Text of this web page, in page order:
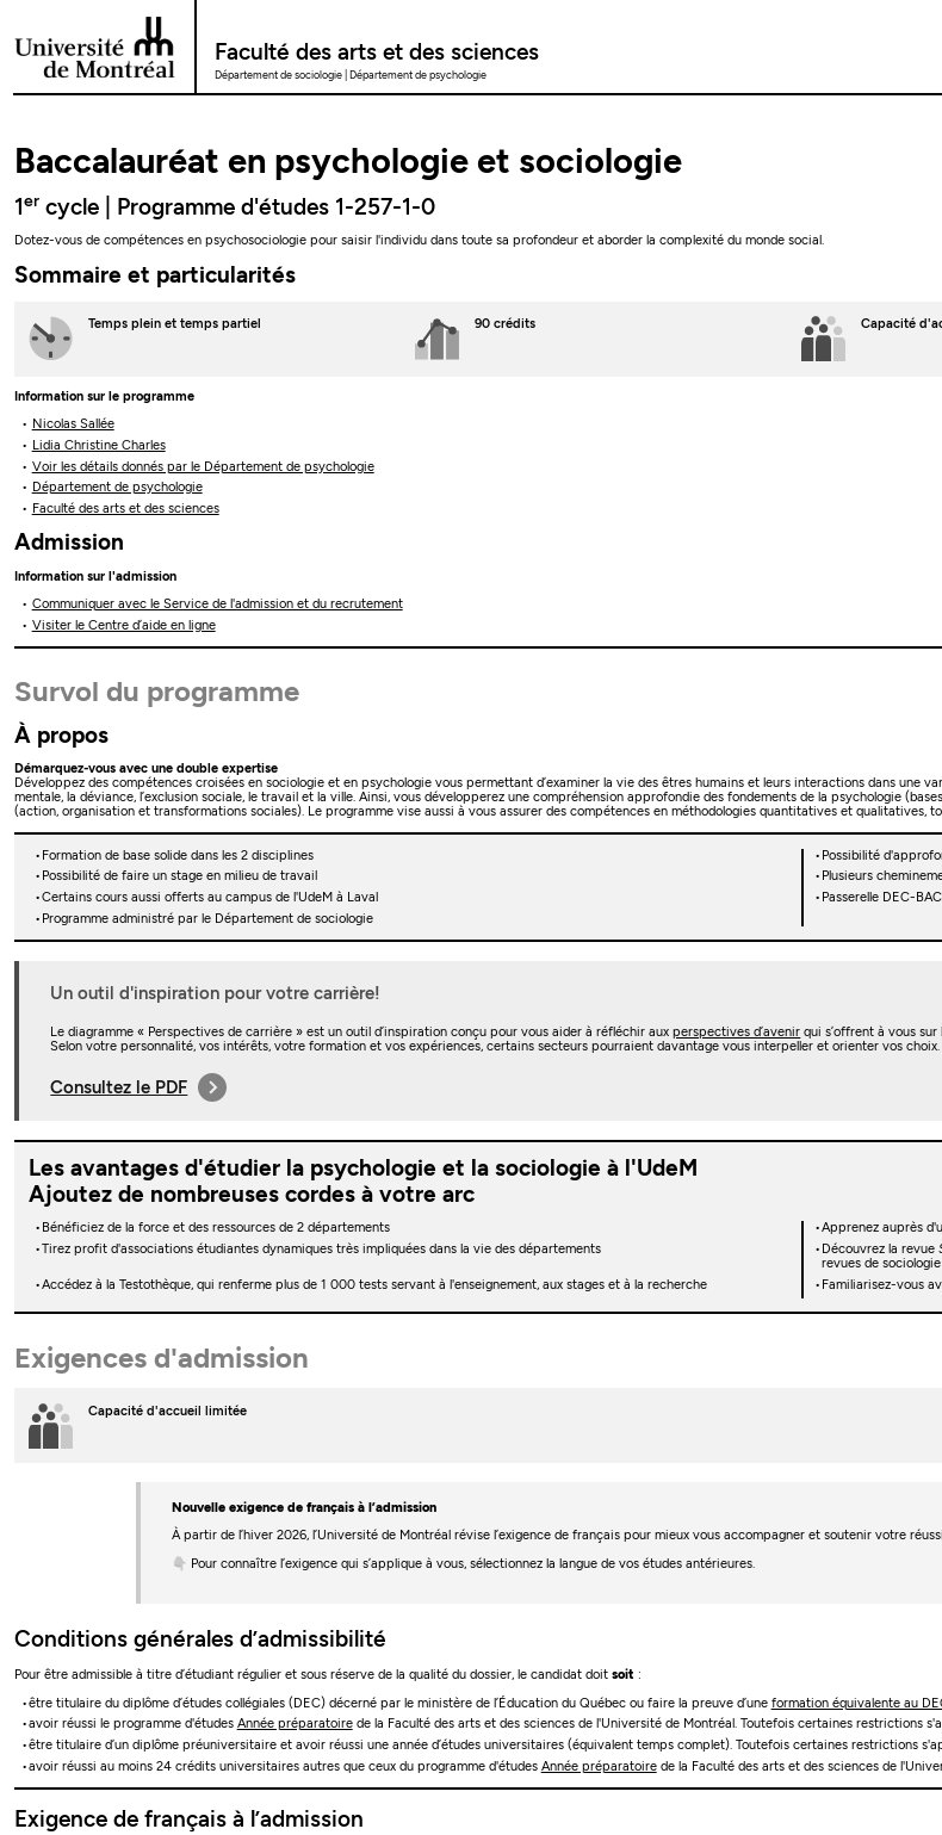
Passer au contenu
Faculté des arts et des sciences
Département de sociologie Département de psychologie
Baccalauréat en psychologie et sociologie
1er cycle | Programme d'études 1-257-1-0
Dotez-vous de compétences en psychosociologie pour saisir l'individu dans toute sa profondeur et aborder la complexité du monde social.
Sommaire et particularités
Temps plein et temps partiel 90 crédits Capacité
Information sur le programme
Nicolas Sallée
Lidia Christine Charles
Voir les détails donnés par le Département de psychologie
Département de psychologie
Faculté des arts et des sciences
Admission
Information sur l'admission
Communiquer avec le Service de l'admission et du recrutement
Visiter le Centre d’aide en ligne
Survol du programme
À propos
Démarquez-vous avec une double expertise
Développez des compétences croisées en sociologie et en psychologie vous permettant d’examiner la vie des êtres humains et leurs interactions dans une
mentale, la déviance, l’exclusion sociale, le travail et la ville. Ainsi, vous développerez une compréhension approfondie des fondements de la psychologie
(action, organisation et transformations sociales). Le programme vise aussi à vous assurer des compétences en méthodologies quantitatives et qualitatives,
Formation de base solide dans les 2 disciplines
Possibilité
Possibilité de faire un stage en milieu de travail
Plusieurs
Certains cours aussi offerts au campus de l'UdeM à Laval
Passerelle DEC-
Programme administré par le Département de sociologie
Un outil d'inspiration pour votre carrière!
Le diagramme « Perspectives de carrière » est un outil d’inspiration conçu pour vous aider à réfléchir auxperspectives d’avenir qui s’offrent à vous
Selon votre personnalité, vos intérêts, votre formation et vos expériences, certains secteurs pourraient davantage vous interpeller et orienter vos choix.
Consultez le PDF
Les avantages d'étudier la psychologie et la sociologie à l'UdeM
Ajoutez de nombreuses cordes à votre arc
Bénéficiez de la force et des ressources de 2 départements
Apprenez auprès
Tirez profit d'associations étudiantes dynamiques très impliquées dans la vie des départements
Découvrez la revue
revues de
Accédez à la Testothèque, qui renferme plus de 1 000 tests servant à l'enseignement, aux stages et à la recherche
Familiarisez-vous
Exigences d'admission
Capacité d'accueil limitée
Nouvelle exigence de français à l’admission
À partir de l’hiver 2026, l’Université de Montréal révise l’exigence de français pour mieux vous accompagner et soutenir votre
👇 Pour connaître l’exigence qui s’applique à vous, sélectionnez la langue de vos études antérieures.
Conditions générales d’admissibilité
Pour être admissible à titre d’étudiant régulier et sous réserve de la qualité du dossier, le candidat doitsoit :
être titulaire du diplôme d’études collégiales (DEC) décerné par le ministère de l’Éducation du Québec ou faire la preuve d’une formation équivalente au
avoir réussi le programme d'études Année préparatoirede la Faculté des arts et des sciences de l'Université de Montréal. Toutefois certaines restrictions
être titulaire d’un diplôme préuniversitaire et avoir réussi une année d’études universitaires (équivalent temps complet). Toutefois certaines restrictions
avoir réussi au moins 24 crédits universitaires autres que ceux du programme d'études Année préparatoirede la Faculté des arts et des sciences de
Exigence de français à l’admission